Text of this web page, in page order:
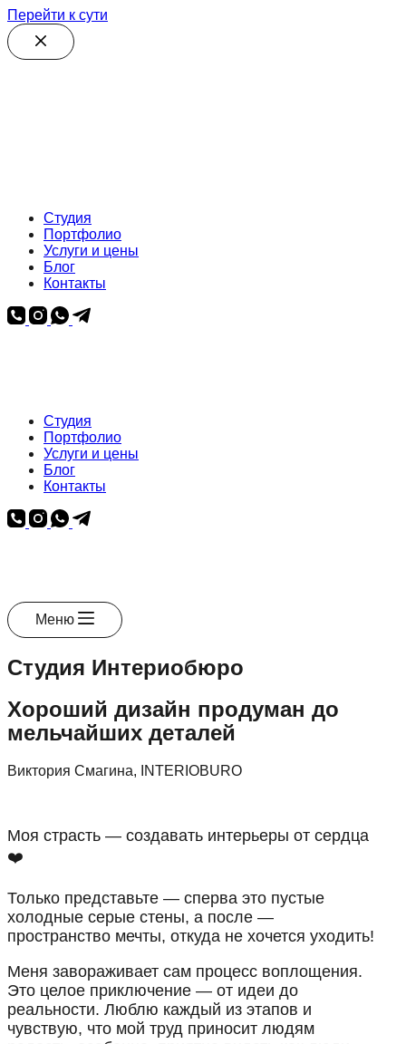
Перейти к сути
Студия
Портфолио
Услуги и цены
Блог
Контакты
Студия
Портфолио
Услуги и цены
Блог
Контакты
Меню
Студия Интериобюро
Хороший дизайн продуман до
мельчайших деталей
Виктория Смагина, INTERIOBURO
Моя страсть — создавать интерьеры от сердца
❤️
Только представьте — сперва это пустые
холодные серые стены, а после —
пространство мечты, откуда не хочется уходить!
Меня завораживает сам процесс воплощения.
Это целое приключение — от идеи до
реальности. Люблю каждый из этапов и
чувствую, что мой труд приносит людям